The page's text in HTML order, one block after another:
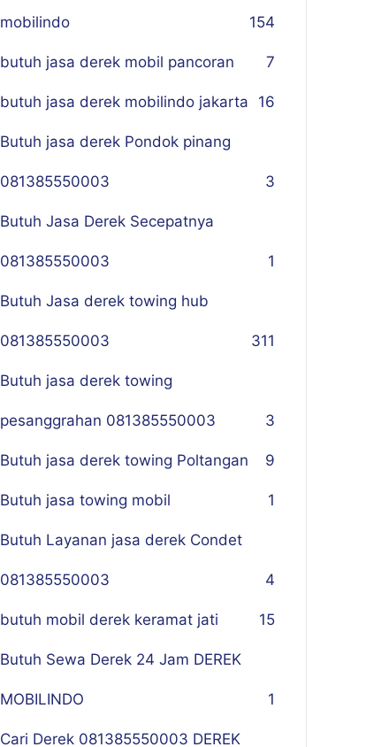
mobilindo 154
butuh jasa derek mobil pancoran 7
butuh jasa derek mobilindo jakarta 16
Butuh jasa derek Pondok pinang
081385550003 3
Butuh Jasa Derek Secepatnya
081385550003 1
Butuh Jasa derek towing hub
081385550003 311
Butuh jasa derek towing
pesanggrahan 081385550003 3
Butuh jasa derek towing Poltangan 9
Butuh jasa towing mobil 1
Butuh Layanan jasa derek Condet
081385550003 4
butuh mobil derek keramat jati 15
Butuh Sewa Derek 24 Jam DEREK
MOBILINDO 1
Cari Derek 081385550003 DEREK